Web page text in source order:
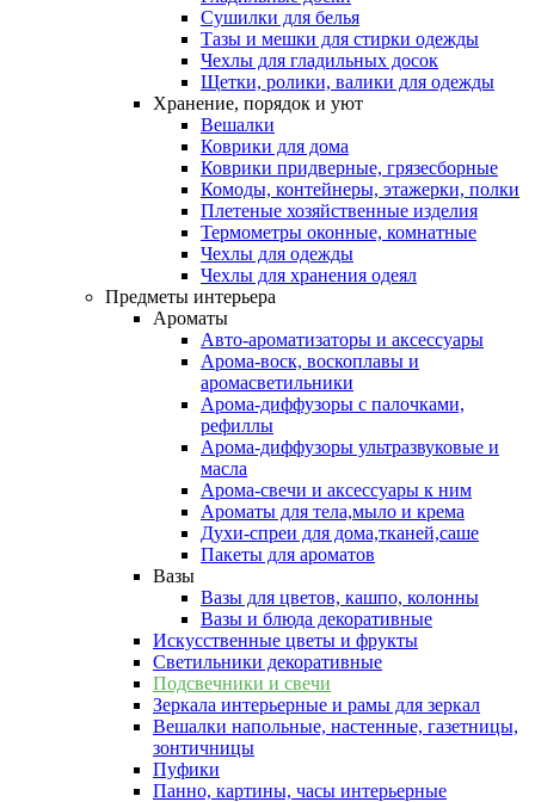
Сушилки для белья
Тазы и мешки для стирки одежды
Чехлы для гладильных досок
Щетки, ролики, валики для одежды
Хранение, порядок и уют
Вешалки
Коврики для дома
Коврики придверные, грязесборные
Комоды, контейнеры, этажерки, полки
Плетеные хозяйственные изделия
Термометры оконные, комнатные
Чехлы для одежды
Чехлы для хранения одеял
Предметы интерьера
Ароматы
Авто-ароматизаторы и аксессуары
Арома-воск, воскоплавы и
аромасветильники
Арома-диффузоры с палочками,
рефиллы
Арома-диффузоры ультразвуковые и
масла
Арома-свечи и аксессуары к ним
Ароматы для тела,мыло и крема
Духи-спреи для дома,тканей,саше
Пакеты для ароматов
Вазы
Вазы для цветов, кашпо, колонны
Вазы и блюда декоративные
Искусственные цветы и фрукты
Светильники декоративные
Подсвечники и свечи
Зеркала интерьерные и рамы для зеркал
Вешалки напольные, настенные, газетницы,
зонтичницы
Пуфики
Панно, картины, часы интерьерные